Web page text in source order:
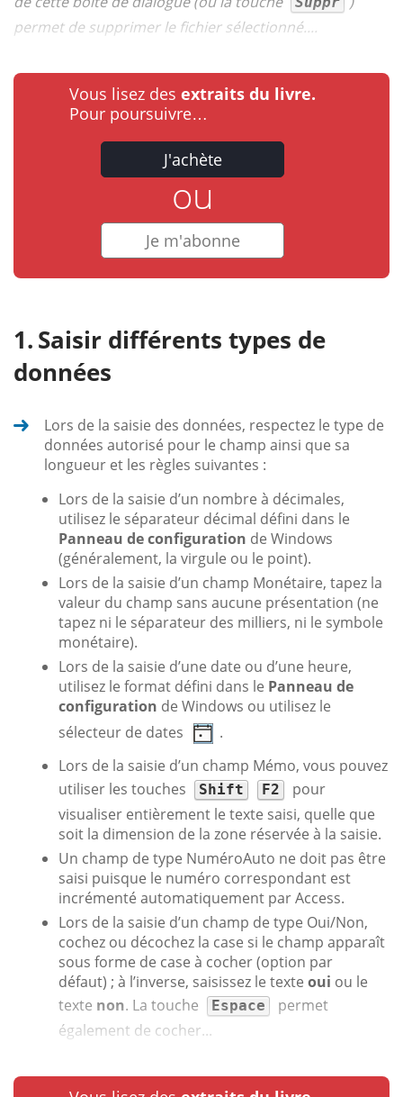
permet de supprimer le fichier sélectionné....
Vous lisez des extraits du livre.
Pour poursuivre…
J'achète
ou
Je m'abonne
Saisir différents types de
données
Lors de la saisie des données, respectez le type de
données autorisé pour le champ ainsi que sa
longueur et les règles suivantes :
Lors de la saisie d’un nombre à décimales,
utilisez le séparateur décimal défini dans le
Panneau de configuration de Windows
(généralement, la virgule ou le point).
Lors de la saisie d’un champ Monétaire, tapez la
valeur du champ sans aucune présentation (ne
tapez ni le séparateur des milliers, ni le symbole
monétaire).
Lors de la saisie d’une date ou d’une heure,
utilisez le format défini dans le Panneau de
configuration de Windows ou utilisez le
sélecteur de dates
.
Lors de la saisie d’un champ Mémo, vous pouvez
utiliser les touches
Shift F2
pour
visualiser entièrement le texte saisi, quelle que
soit la dimension de la zone réservée à la saisie.
Un champ de type NuméroAuto ne doit pas être
saisi puisque le numéro correspondant est
incrémenté automatiquement par Access.
Lors de la saisie d’un champ de type Oui/Non,
cochez ou décochez la case si le champ apparaît
sous forme de case à cocher (option par
défaut) ; à l’inverse, saisissez le texte oui ou le
texte non. La touche Espace
permet
également de cocher...